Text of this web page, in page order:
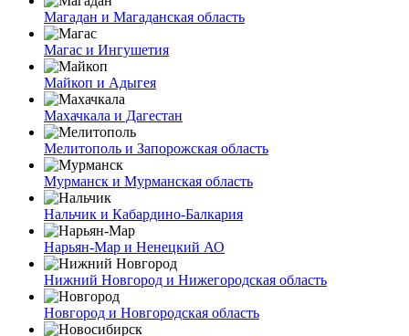
Магадан и Магаданская область
Магас и Ингушетия
Майкоп и Адыгея
Махачкала и Дагестан
Мелитополь и Запорожская область
Мурманск и Мурманская область
Нальчик и Кабардино-Балкария
Нарьян-Мар и Ненецкий АО
Нижний Новгород и Нижегородская область
Новгород и Новгородская область